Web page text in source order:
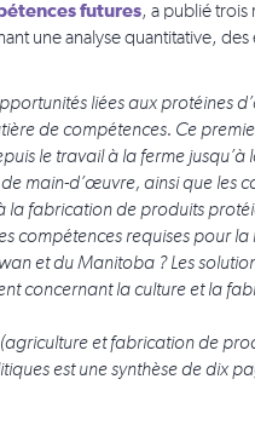
futures, a publié trois
une analyse quantitative,
liées aux protéines
de compétences. Ce
le travail à la ferme
main-d’œuvre, ainsi que les
la fabrication de produits
compétences requises pour
et du Manitoba ? Les
concernant la culture et la
et fabrication de
est une synthèse de dix